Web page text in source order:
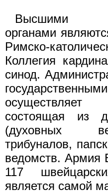
Высшими
органами
Римско-
Коллегия
синод.
состоящая из
(духовных
трибуналов,
ведомств. Армия
117
является самой